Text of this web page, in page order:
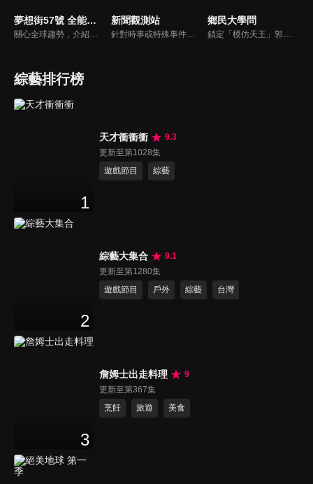
夢想街57號 全能事務所
關心全球趨勢，介紹產業新知，深入淺出分析，議題解說精闢。《夢想街57號 全能事務所》，帶您從台灣放眼世界！
新聞觀測站
針對時事或特殊事件邀請來賓進行深度探討，或專訪各領域傑出人士。
鄉民大學問
鎖定「模仿天王」郭子乾，還有高顏值學霸大學生辛辣提問唷！全新優質節目都在NOWnews《鄉民大學問》！
綜藝排行榜
1
天才衝衝衝
9.3
更新至第1028集
遊戲節目
綜藝
2
綜藝大集合
9.1
更新至第1280集
遊戲節目
戶外 綜藝 台灣
3
詹姆士出走料理
9
更新至第367集
烹飪
旅遊 美食